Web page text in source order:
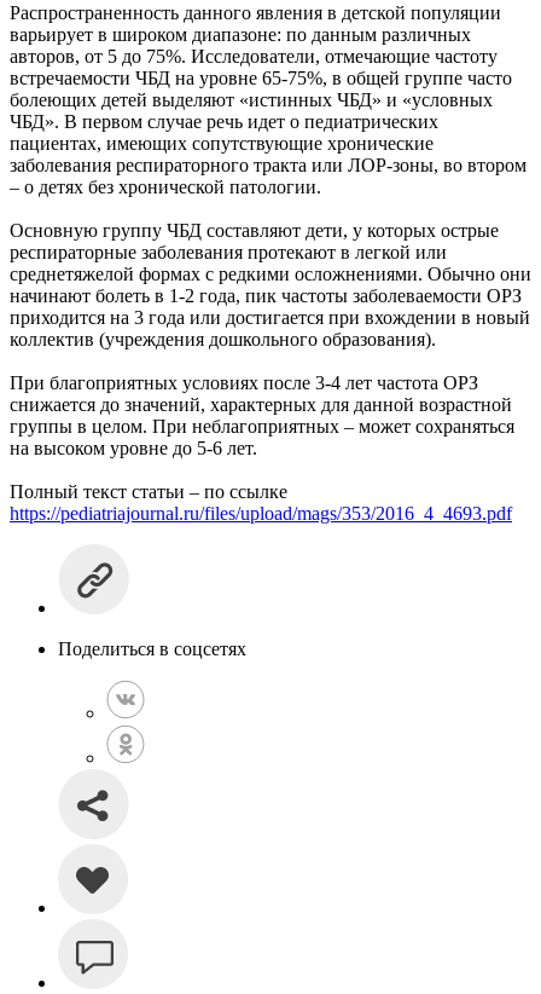
Распространенность данного явления в детской популяции
варьирует в широком диапазоне: по данным различных
авторов, от 5 до 75%. Исследователи, отмечающие частоту
встречаемости ЧБД на уровне 65-75%, в общей группе часто
болеющих детей выделяют «истинных ЧБД» и «условных
ЧБД». В первом случае речь идет о педиатрических
пациентах, имеющих сопутствующие хронические
заболевания респираторного тракта или ЛОР-зоны, во втором
– о детях без хронической патологии.
Основную группу ЧБД составляют дети, у которых острые
респираторные заболевания протекают в легкой или
среднетяжелой формах с редкими осложнениями. Обычно они
начинают болеть в 1-2 года, пик частоты заболеваемости ОРЗ
приходится на 3 года или достигается при вхождении в новый
коллектив (учреждения дошкольного образования).
При благоприятных условиях после 3-4 лет частота ОРЗ
снижается до значений, характерных для данной возрастной
группы в целом. При неблагоприятных – может сохраняться
на высоком уровне до 5-6 лет.
Полный текст статьи – по ссылке
https://pediatriajournal.ru/files/upload/mags/353/2016_4_4693.pdf
Поделиться в соцсетях